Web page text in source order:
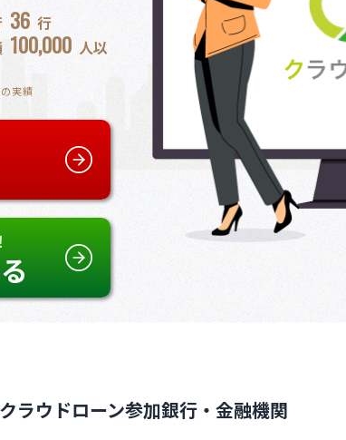
36 行
100,000 人以
の実績
クラウドローン参加銀行・金融機関